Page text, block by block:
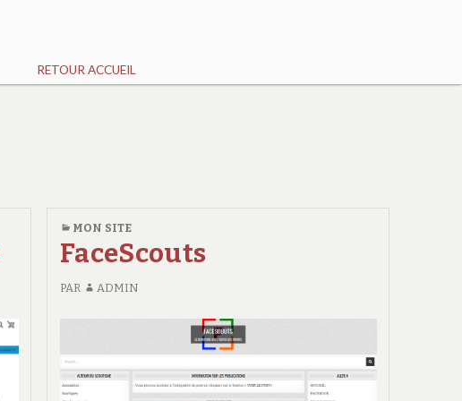
RETOUR ACCUEIL
MON SITE
FaceScouts
PAR ADMIN